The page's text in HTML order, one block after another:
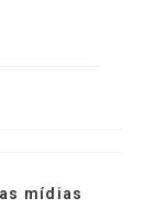
mídias